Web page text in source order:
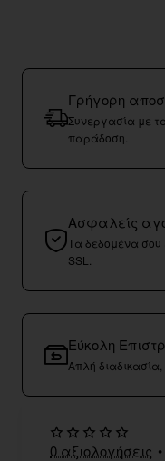
Γρήγορη
Συνεργασία με
παράδοση.
Ασφαλείς
Τα δεδομένα σου
SSL.
Εύκολη
Απλή
0 αξιολογήσεις •